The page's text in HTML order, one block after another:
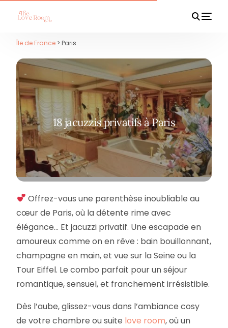
Île de France > Paris
18 jacuzzis privatifs à Paris
Offrez-vous une parenthèse inoubliable au
cœur de Paris, où la détente rime avec
élégance… Et jacuzzi privatif. Une escapade en
amoureux comme on en rêve : bain bouillonnant,
champagne en main, et vue sur la Seine ou la
Tour Eiffel. Le combo parfait pour un séjour
romantique, sensuel, et franchement irrésistible.
Dès l’aube, glissez-vous dans l’ambiance cosy
de votre chambre ou suite love room, où un
HOT